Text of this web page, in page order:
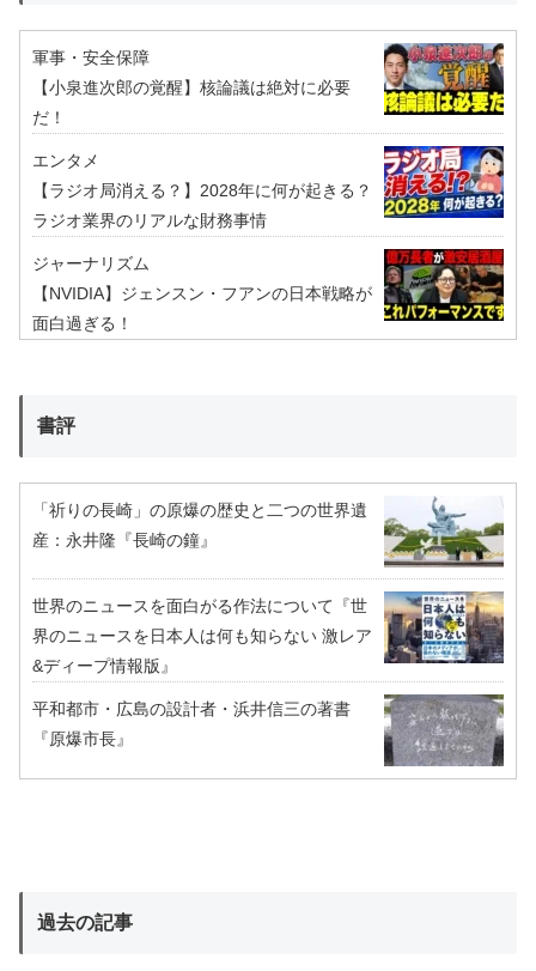
軍事・安全保障
【小泉進次郎の覚醒】核論議は絶対に必要
だ！
エンタメ
【ラジオ局消える？】2028年に何が起きる？
ラジオ業界のリアルな財務事情
ジャーナリズム
【NVIDIA】ジェンスン・フアンの日本戦略が
面白過ぎる！
書評
「祈りの長崎」の原爆の歴史と二つの世界遺
産：永井隆『長崎の鐘』
世界のニュースを面白がる作法について『世
界のニュースを日本人は何も知らない 激レア
&ディープ情報版』
平和都市・広島の設計者・浜井信三の著書
『原爆市長』
過去の記事